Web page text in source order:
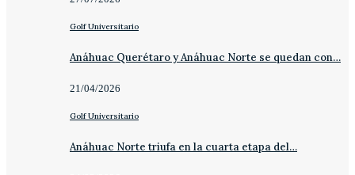
Golf Universitario
Anáhuac Querétaro y Anáhuac Norte se quedan con…
21/04/2026
Golf Universitario
Anáhuac Norte triufa en la cuarta etapa del…